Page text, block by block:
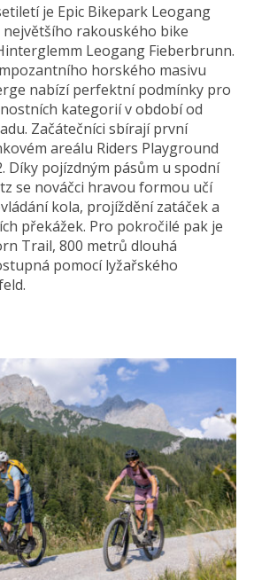
je Epic Bikepark Leogang
rakouského bike
Leogang Fieberbrunn.
horského masivu
nabízí perfektní podmínky pro
kategorií v období od
Začátečníci sbírají první
areálu Riders Playground
Díky pojízdným pásům u spodní
se nováčci hravou formou učí
kola, projíždění zatáček a
překážek. Pro pokročilé pak je
Trail, 800 metrů dlouhá
pomocí lyžařského